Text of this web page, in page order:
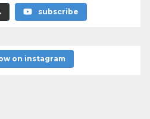
subscribe
on instagram